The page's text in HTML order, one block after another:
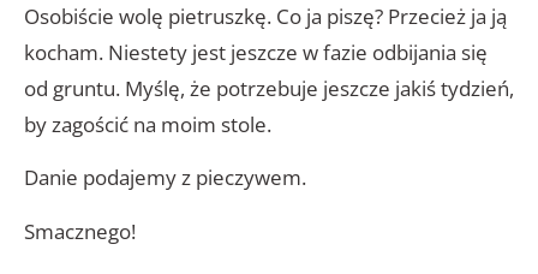
Osobiście wolę pietruszkę. Co ja piszę? Przecież ja ją
kocham. Niestety jest jeszcze w fazie odbijania się
od gruntu. Myślę, że potrzebuje jeszcze jakiś tydzień,
by zagościć na moim stole.
Danie podajemy z pieczywem.
Smacznego!